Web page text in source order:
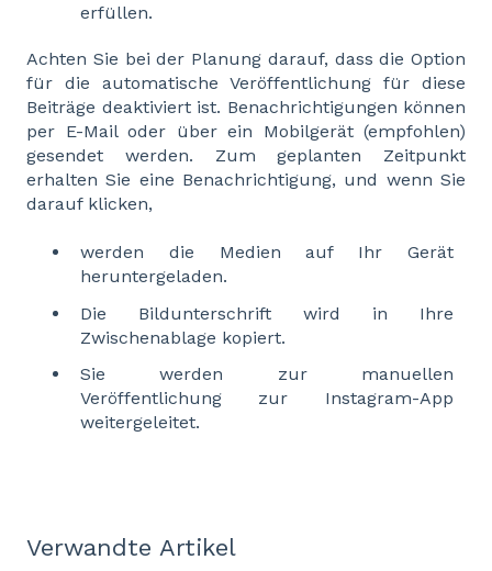
erfüllen.
Achten Sie bei der Planung darauf, dass die Option
für die automatische Veröffentlichung für diese
Beiträge deaktiviert ist. Benachrichtigungen können
per E-Mail oder über ein Mobilgerät (empfohlen)
gesendet werden. Zum geplanten Zeitpunkt
erhalten Sie eine Benachrichtigung, und wenn Sie
darauf klicken,
werden die Medien auf Ihr Gerät
heruntergeladen.
Die Bildunterschrift wird in Ihre
Zwischenablage kopiert.
Sie werden zur manuellen
Veröffentlichung zur Instagram-App
weitergeleitet.
Verwandte Artikel